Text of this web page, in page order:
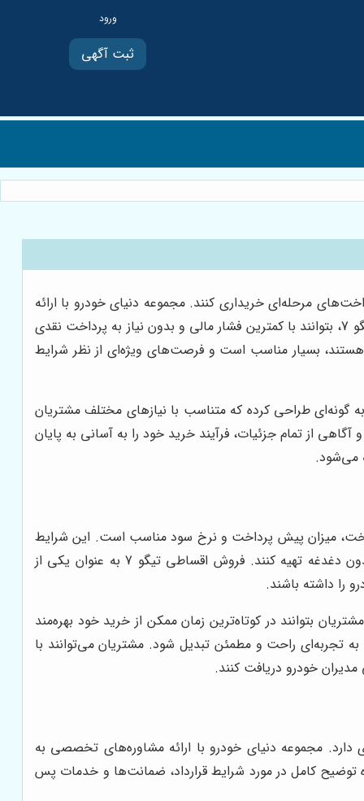
ثبت آگهی
مرحله‌ای خریداری کنند. مجموعه دنیای خودرو با ارائه
طرح‌های متنوع فروش اقساطی، این امکان را فراهم کرده تا علاقه‌مندان به خرید خودروهای مدیران خودرو، از جمله فروش اقساطی تیگو 7، بتوانند با کمترین فشار مالی و بدون نیاز به پرداخت نقدی
بسیار مناسب است و فرصت‌های ویژه‌ای از نظر شرایط
به گونه‌ای طراحی کرده که متناسب با نیازهای مختلف مشتریان
از تمام جزئیات، فرآیند خرید خود را به آسانی به پایان
میزان پیش پرداخت و نرخ سود مناسب است. این شرایط
به گونه‌ای تنظیم شده که متقاضیان بتوانند با توجه به توان مالی خود، برنامه پرداخت را انتخاب کنند و خودرو مورد نظر خود را بدون دغدغه تهیه کنند. فروش اقساطی تیگو 7 به عنوان یکی از
را داشته باشند.
بتوانند در کوتاه‌ترین زمان ممکن از خرید خود بهره‌مند
تجربه‌ای راحت و مطمئن تبدیل شود. مشتریان می‌توانند با
خودرو دریافت کنند.
مجموعه دنیای خودرو با ارائه مشاوره‌های تخصصی به
توضیح کامل در مورد شرایط قرارداد، ضمانت‌ها و خدمات پس